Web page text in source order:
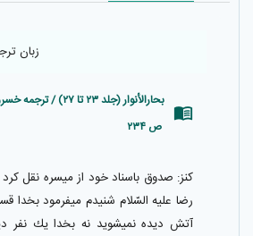
زبان
ص ۲۳۴
كنز: صدوق باسناد خود از ميسره نقل
رضا عليه السّلام شنيدم ميفرمود بخدا
آتش ديده نميشويد نه بخدا يك نفر